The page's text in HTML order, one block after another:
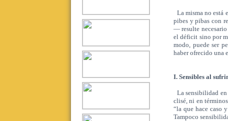
La misma no está
pibes y pibas con
— resulte necesario
el déficit sino por
modo, puede ser
haber ofrecido una
I. Sensibles al
La sensibilidad
clisé, ni en
“la que hace caso
Tampoco